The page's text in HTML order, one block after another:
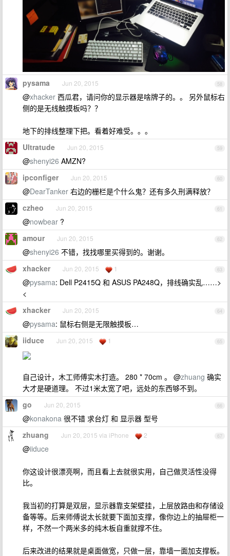
58
pysama Jun 20, 2015
@xhacker 西瓜君，请问你的显示器是啥牌子的。。 另外鼠标右
侧的是无线触摸板吗？？
地下的排线整理下把。看着好难受。。。
59
Ultratude Jun 20, 2015
@shenyi26 AMZN?
60
ipconfiger Jun 20, 2015
@DearTanker 右边的栅栏是个什么鬼？还有多久刑满释放？
61
czheo Jun 20, 2015
@nowbear ?
62
amour Jun 20, 2015
@shenyi26 不错，找找哪里买得到的。谢谢。
63
xhacker Jun 20, 2015 1
@pysama: Dell P2415Q 和 ASUS PA248Q，排线确实乱……>
<
64
xhacker Jun 20, 2015
@pysama: 鼠标右侧是无限触摸板…
65
iiduce Jun 20, 2015 1
自己设计，木工师傅实木打造。 280 * 70cm 。 @zhuang 确实
大才是硬道理。 不过1米太宽了吧，远处的东西够不到。
66
go Jun 20, 2015
@konakona 很不错 求台灯 和 显示器 型号
67
zhuang Jun 20, 2015 via iPhone 2
@iiduce
你这设计很漂亮啊，而且看上去就很实用，自己做灵活性没得
比。
我当初的打算是双层，显示器靠支架壁挂，上层放路由和存储设
备等等。后来师傅说太长就要下面加支撑，像你边上的抽屉柜一
样，不然一个两米多的纯木板自重就撑不住。
后来改进的结果就是桌面做宽，只做一层，靠墙一面加支撑板。